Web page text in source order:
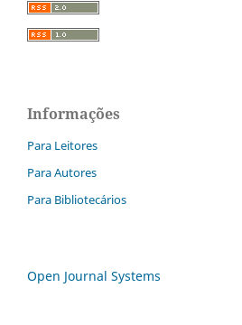
Informações
Para Leitores
Para Autores
Para Bibliotecários
Open Journal Systems